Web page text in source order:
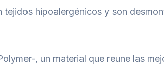
hipoalergénicos y son
, un material que reune las